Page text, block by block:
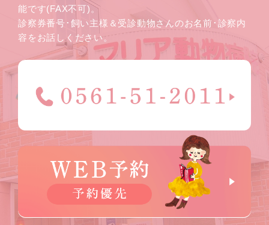
能です(FAX不可)。
診察券番号･飼い主様＆受診動物さんのお名前･診察内
容をお話しください。